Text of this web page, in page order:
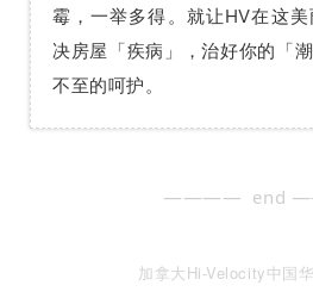
霉，一举多得。就让HV在这
决房屋「疾病」，治好你的 「潮
不至的呵护。
———— end
加拿大Hi-Velocity中国